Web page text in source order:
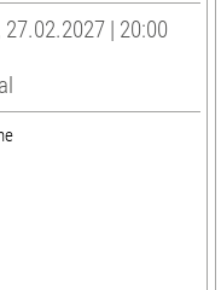
| 20:00